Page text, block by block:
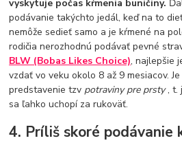
vyskytuje počas kŕmenia buničiny.
podávanie takýchto jedál, keď na to
nemôže sedieť samo a je kŕmené na
rodičia nerozhodnú podávať pevné
BLW (Bobas Likes Choice), najlepšie
vzdať vo veku okolo 8 až 9 mesiacov.
predstavenie tzv potraviny pre prsty, t.
sa ľahko uchopí za rukoväť.
4. Príliš skoré podávanie